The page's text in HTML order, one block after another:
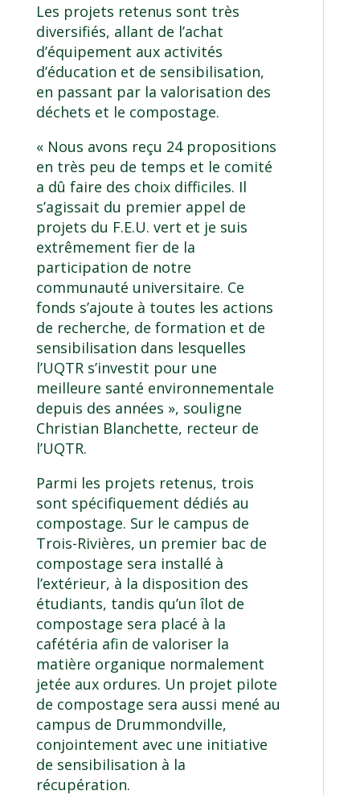
Les projets retenus sont très
diversifiés, allant de l’achat
d’équipement aux activités
d’éducation et de sensibilisation,
en passant par la valorisation des
déchets et le compostage.
« Nous avons reçu 24 propositions
en très peu de temps et le comité
a dû faire des choix difficiles. Il
s’agissait du premier appel de
projets du F.E.U. vert et je suis
extrêmement fier de la
participation de notre
communauté universitaire. Ce
fonds s’ajoute à toutes les actions
de recherche, de formation et de
sensibilisation dans lesquelles
l’UQTR s’investit pour une
meilleure santé environnementale
depuis des années », souligne
Christian Blanchette, recteur de
l’UQTR.
Parmi les projets retenus, trois
sont spécifiquement dédiés au
compostage. Sur le campus de
Trois-Rivières, un premier bac de
compostage sera installé à
l’extérieur, à la disposition des
étudiants, tandis qu’un îlot de
compostage sera placé à la
cafétéria afin de valoriser la
matière organique normalement
jetée aux ordures. Un projet pilote
de compostage sera aussi mené au
campus de Drummondville,
conjointement avec une initiative
de sensibilisation à la
récupération.